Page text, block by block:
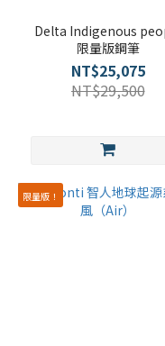
Delta Indigenous
限量版鋼筆
NT$25,075
NT$29,500
限量版！